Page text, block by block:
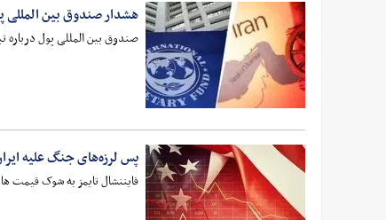
هشدار صندوق بین المللی
صندوق بین المللی پول درباره تبعات
پس لرزه‌های جنگ علیه
فایننشال تایمز به شوک قیمت